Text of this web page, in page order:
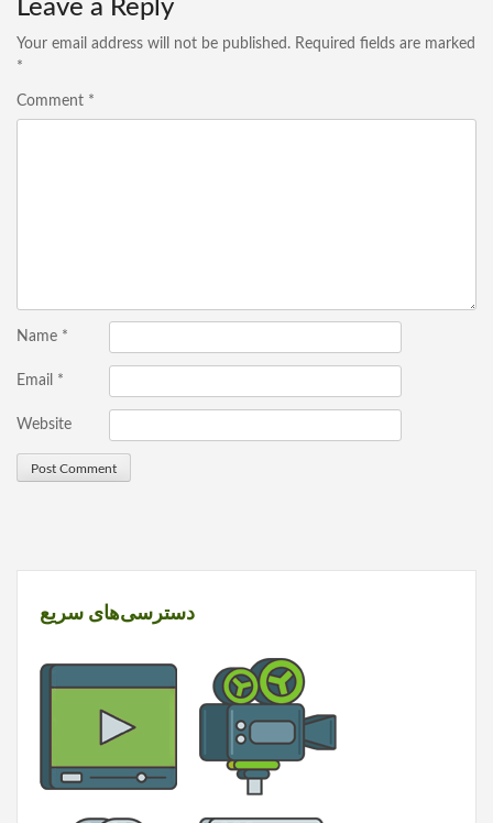
Leave a Reply
Your email address will not be published. Required fields are marked
*
Comment *
Name *
Email *
Website
دسترسی‌های سریع